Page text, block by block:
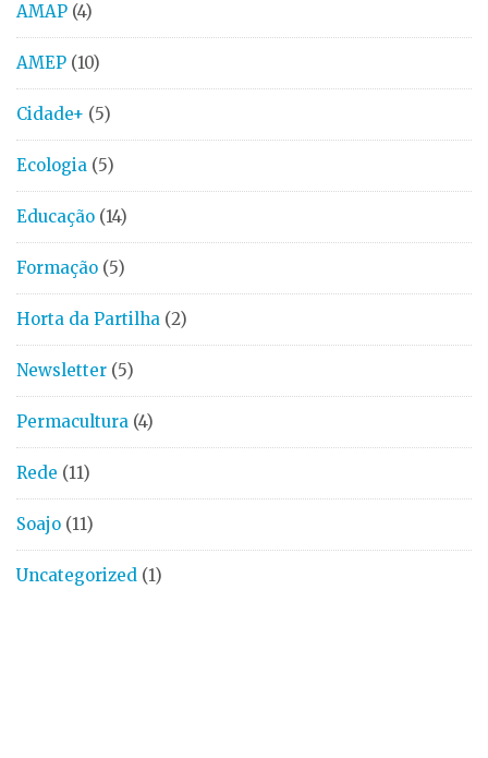
AMAP (4)
AMEP (10)
Cidade+ (5)
Ecologia (5)
Educação (14)
Formação (5)
Horta da Partilha (2)
Newsletter (5)
Permacultura (4)
Rede (11)
Soajo (11)
Uncategorized (1)